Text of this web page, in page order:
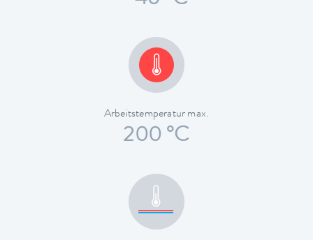
Arbeitstemperatur max.
200 °C